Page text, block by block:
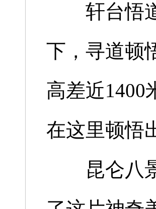
轩台悟道
下，寻道顿
高差近1400
在这里顿悟
昆仑八景